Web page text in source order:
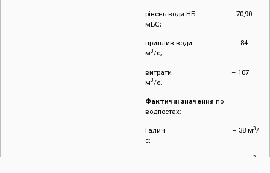
рівень води НБ – 70,90
мБС;
приплив води – 84
м3/с;
витрати – 107
м3/с.
Фактичні значення по
водпостах:
Галич – 38 м3/
с;
3